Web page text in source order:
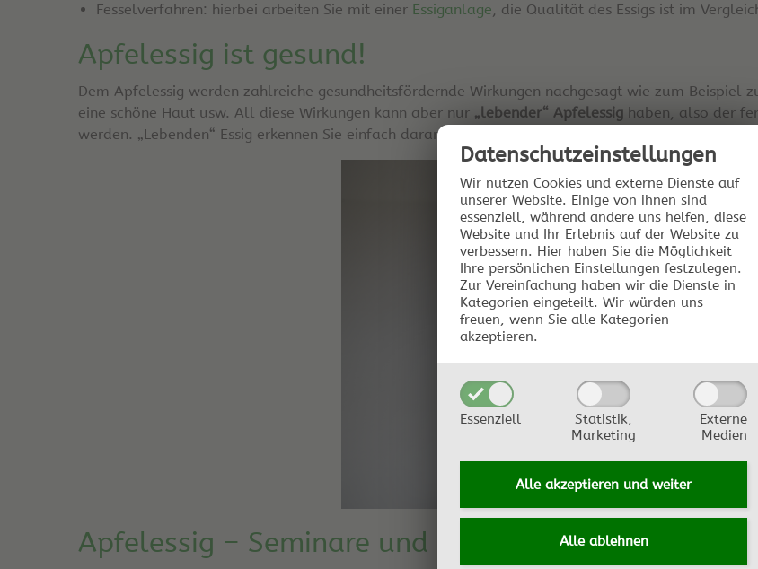
Datenschutz­einstellungen
Wir nutzen Cookies und externe Dienste auf
unserer Website. Einige von ihnen sind
essenziell, während andere uns helfen, diese
Website und Ihr Erlebnis auf der Website zu
verbessern. Hier haben Sie die Möglichkeit
Ihre persönlichen Einstellungen festzulegen.
Zur Vereinfachung haben wir die Dienste in
Kategorien eingeteilt. Wir würden uns
freuen, wenn Sie alle Kategorien
akzeptieren.
Essenziell
Statistik,
Marketing
Externe
Medien
Alle akzeptieren und weiter
Alle ablehnen
Fesselverfahren: hierbei arbeiten Sie mit einer Essiganlage, die Qualität des Essigs ist im
Apfelessig ist gesund!
Dem Apfelessig werden zahlreiche gesundheitsfördernde Wirkungen nachgesagt wie zum Beispiel
eine schöne Haut usw. All diese Wirkungen kann aber nur „lebender“ Apfelessig haben, also der
werden. „Lebenden“ Essig erkennen Sie einfach daran, dass er nach einigen Wochen eine
Apfelessig – Seminare und Essiganlage